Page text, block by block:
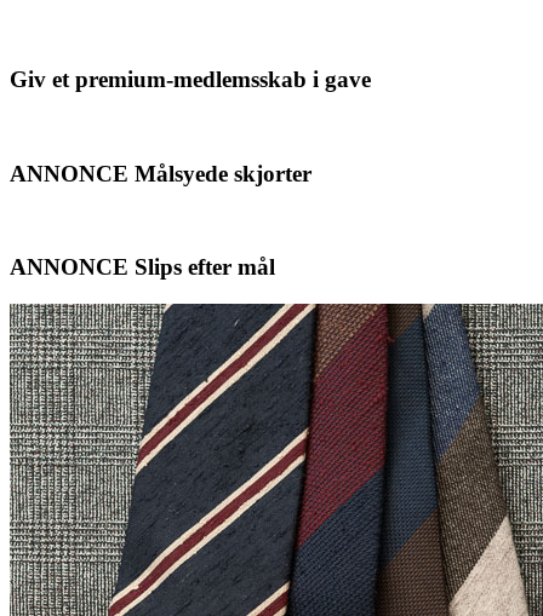
Giv et premium-medlemsskab i gave
ANNONCE Målsyede skjorter
ANNONCE Slips efter mål